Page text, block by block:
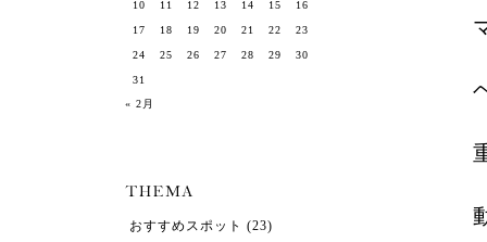
« 2月
10 11 12 13 14 15 16
17 18 19 20 21 22 23
24 25 26 27 28 29 30
31
おすすめスポット (23)